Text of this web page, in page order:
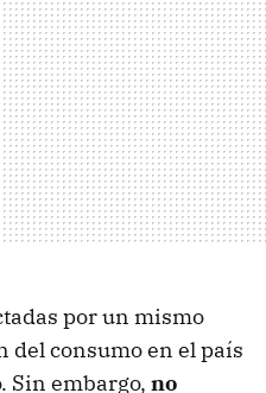
por un mismo
del consumo en el país
Sin embargo, no